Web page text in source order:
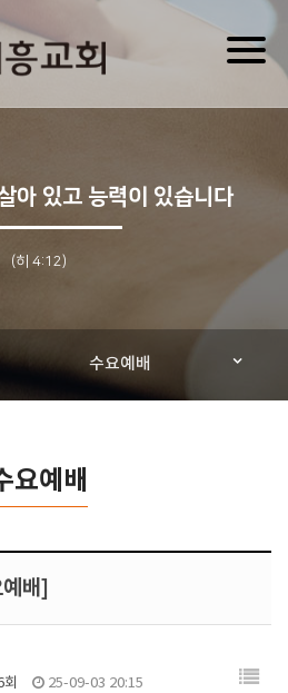
아 있고 능력이 있습니다
(히 4:12)
수요예배
요예배
배]
25-09-03 20:15